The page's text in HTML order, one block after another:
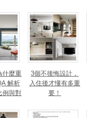
什麼重
解析
例與對
3個不後悔設計，
入住後才懂有多重
要！